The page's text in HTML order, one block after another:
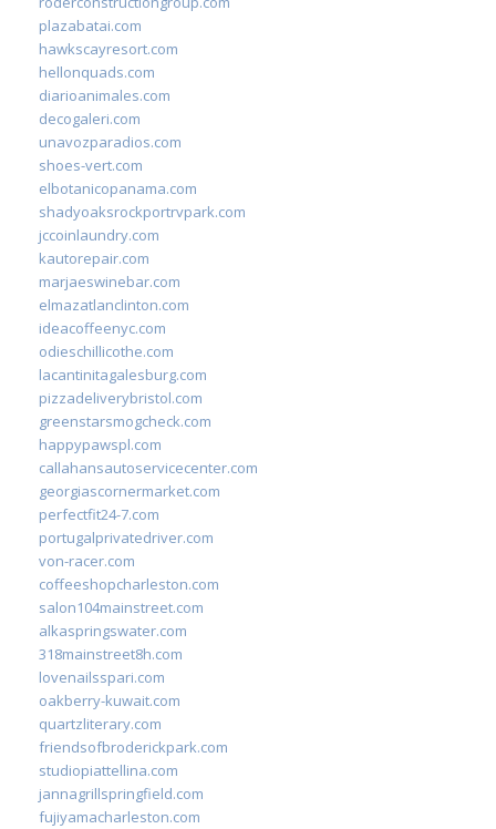
plazabatai.com
hawkscayresort.com
hellonquads.com
diarioanimales.com
decogaleri.com
unavozparadios.com
shoes-vert.com
elbotanicopanama.com
shadyoaksrockportrvpark.com
jccoinlaundry.com
kautorepair.com
marjaeswinebar.com
elmazatlanclinton.com
ideacoffeenyc.com
odieschillicothe.com
lacantinitagalesburg.com
pizzadeliverybristol.com
greenstarsmogcheck.com
happypawspl.com
callahansautoservicecenter.com
georgiascornermarket.com
perfectfit24-7.com
portugalprivatedriver.com
von-racer.com
coffeeshopcharleston.com
salon104mainstreet.com
alkaspringswater.com
318mainstreet8h.com
lovenailsspari.com
oakberry-kuwait.com
quartzliterary.com
friendsofbroderickpark.com
studiopiattellina.com
jannagrillspringfield.com
fujiyamacharleston.com